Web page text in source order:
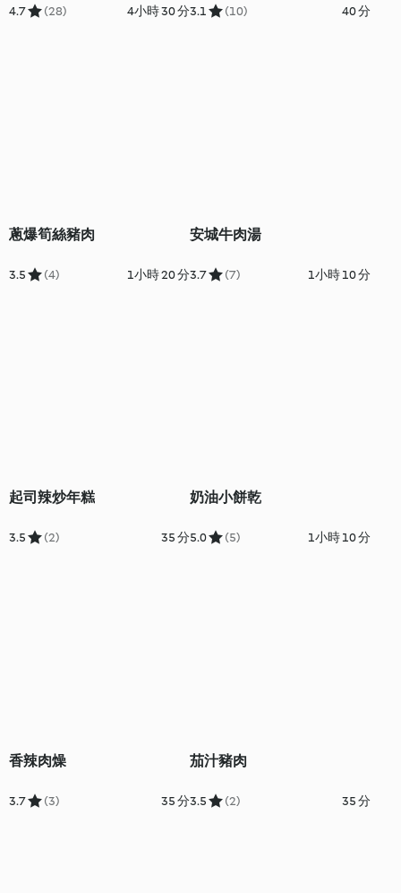
4.7 (28) 4小時 30 分3.1 (10) 40 分
蔥爆筍絲豬肉
3.5 (4) 1小時 20 分
安城牛肉湯
3.7 (7) 1小時 10 分
起司辣炒年糕
3.5 (2) 35 分
奶油小餅乾
5.0 (5) 1小時 10 分
香辣肉燥
3.7 (3) 35 分
茄汁豬肉
3.5 (2) 35 分